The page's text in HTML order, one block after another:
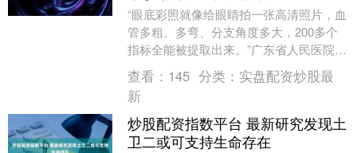
“眼底彩照就像给眼睛拍一张高清照片，血
管多粗、多弯、分支角度多大，200多个
指标全能被提取出来。”广东省人民医院
（下称“省医”）眼科研究员刘磊打了个比
方，说明视....
查看： 145 分类： 实盘配资炒股最
新
炒股配资指数平台 最新研究发现土
卫二或可支持生命存在